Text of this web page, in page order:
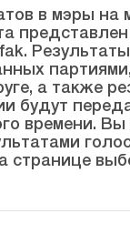
в мэры на
а также
будут
времени.
странице